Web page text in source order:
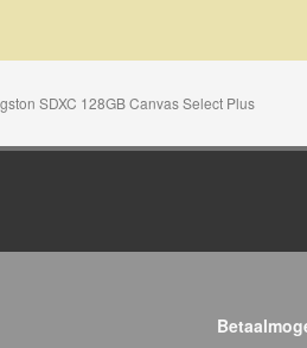
SDXC 128GB Canvas Select Plus